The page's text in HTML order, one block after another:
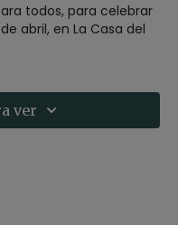
todos, para celebrar
abril, en La Casa del
de Xuan Lan de
ver